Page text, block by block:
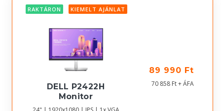
RAKTÁRON KIEMELT AJÁNLAT
DELL P2422H
Monitor
89 990 Ft
70 858 Ft + ÁFA